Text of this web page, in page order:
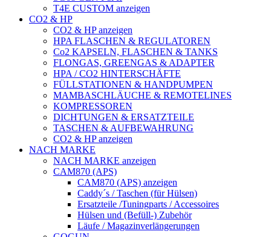
T4E CUSTOM anzeigen
CO2 & HP
CO2 & HP anzeigen
HPA FLASCHEN & REGULATOREN
Co2 KAPSELN, FLASCHEN & TANKS
FLONGAS, GREENGAS & ADAPTER
HPA / CO2 HINTERSCHÄFTE
FÜLLSTATIONEN & HANDPUMPEN
MAMBASCHLÄUCHE & REMOTELINES
KOMPRESSOREN
DICHTUNGEN & ERSATZTEILE
TASCHEN & AUFBEWAHRUNG
CO2 & HP anzeigen
NACH MARKE
NACH MARKE anzeigen
CAM870 (APS)
CAM870 (APS) anzeigen
Caddy´s / Taschen (für Hülsen)
Ersatzteile /Tuningparts / Accessoires
Hülsen und (Befüll-) Zubehör
Läufe / Magazinverlängerungen